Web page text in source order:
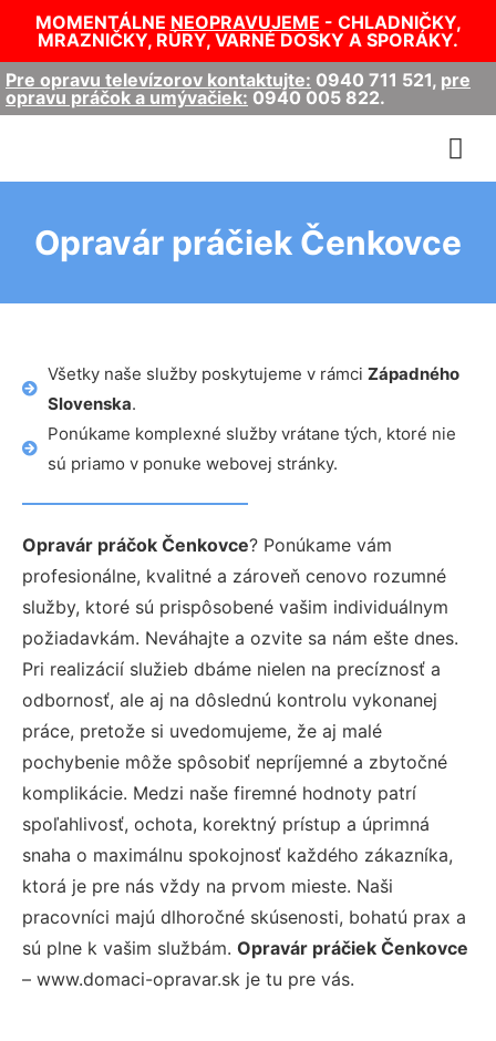
MOMENTÁLNE NEOPRAVUJEME - CHLADNIČKY,
MRAZNIČKY, RÚRY, VARNÉ DOSKY A SPORÁKY.
Pre opravu televízorov kontaktujte: 0940 711 521, pre
opravu práčok a umývačiek: 0940 005 822.
Opravár práčiek Čenkovce
Všetky naše služby poskytujeme v rámci Západného
Slovenska.
Ponúkame komplexné služby vrátane tých, ktoré nie
sú priamo v ponuke webovej stránky.
Opravár práčok Čenkovce? Ponúkame vám
profesionálne, kvalitné a zároveň cenovo rozumné
služby, ktoré sú prispôsobené vašim individuálnym
požiadavkám. Neváhajte a ozvite sa nám ešte dnes.
Pri realizácií služieb dbáme nielen na precíznosť a
odbornosť, ale aj na dôslednú kontrolu vykonanej
práce, pretože si uvedomujeme, že aj malé
pochybenie môže spôsobiť nepríjemné a zbytočné
komplikácie. Medzi naše firemné hodnoty patrí
spoľahlivosť, ochota, korektný prístup a úprimná
snaha o maximálnu spokojnosť každého zákazníka,
ktorá je pre nás vždy na prvom mieste. Naši
pracovníci majú dlhoročné skúsenosti, bohatú prax a
sú plne k vašim službám. Opravár práčiek Čenkovce
– www.domaci-opravar.sk je tu pre vás.